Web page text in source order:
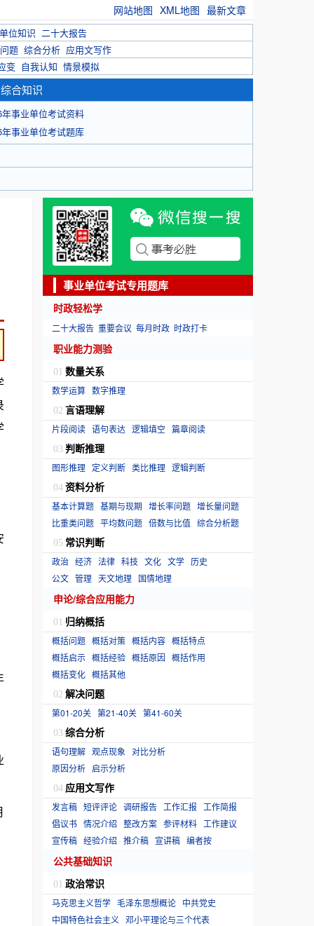
网站地图 XML地图 最新文章
位知识 二十大报告
题 综合分析 应用文写作
变 自我认知 情景模拟
合知识
年事业单位考试资料
年事业单位考试题库
事业单位考试专用题库
时政轻松学
二十大报告 重要会议 每月时政 时政打卡
职业能力测验
01 数量关系
数学运算 数字推理
02 言语理解
片段阅读 语句表达 逻辑填空 篇章阅读
03 判断推理
图形推理 定义判断 类比推理 逻辑判断
04 资料分析
基本计算题 基期与现期 增长率问题 增长量问题
比重类问题 平均数问题 倍数与比值 综合分析题
05 常识判断
政治 经济 法律 科技 文化 文学 历史
公文 管理 天文地理 国情地理
申论/综合应用能力
01 归纳概括
概括问题 概括对策 概括内容 概括特点
概括启示 概括经验 概括原因 概括作用
概括变化 概括其他
02 解决问题
第01-20关 第21-40关 第41-60关
03 综合分析
语句理解 观点现象 对比分析
原因分析 启示分析
04 应用文写作
发言稿 短评评论 调研报告 工作汇报
工作简报
倡议书 情况介绍 整改方案 参评材料 工作建议
宣传稿 经验介绍 推介稿 宣讲稿 编者按
公共基础知识
01 政治常识
马克思主义哲学 毛泽东思想概论 中共党史
中国特色社会主义 邓小平理论与三个代表